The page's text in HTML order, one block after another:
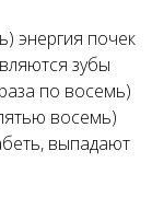
энергия почек
зубы
по восемь)
восемь)
выпадают